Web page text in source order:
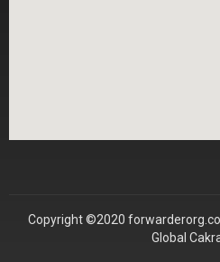
Copyright ©2020
Global